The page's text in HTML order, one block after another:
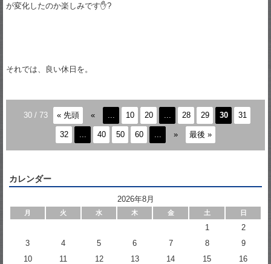
が変化したのか楽しみです✋?
それでは、良い休日を。
30 / 73 « 先頭 « 10 20 28 29 30 31
32 40 50 60 » 最後 »
カレンダー
2026年8月
月 火 水 木 金 土 日
1
2
3
4 5 6 7 8
9
10
11 12 13 14 15
16